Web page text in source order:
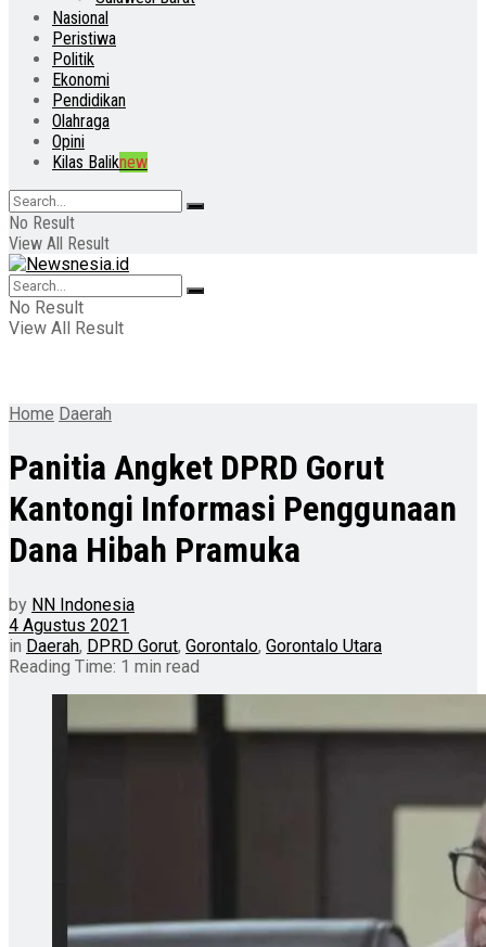
Nasional
Peristiwa
Politik
Ekonomi
Pendidikan
Olahraga
Opini
Kilas Baliknew
No Result
View All Result
No Result
View All Result
Home Daerah
Panitia Angket DPRD Gorut
Kantongi Informasi Penggunaan
Dana Hibah Pramuka
by NN Indonesia
4 Agustus 2021
in Daerah, DPRD Gorut, Gorontalo, Gorontalo Utara
Reading Time: 1 min read